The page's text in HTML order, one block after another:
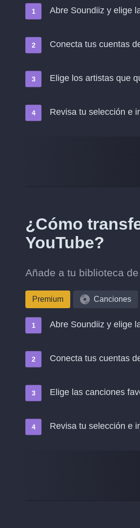
Abre Soundiiz y elige
Conecta tus cuentas
Elige los artistas que
Revisa tu selección e
¿Cómo
YouTube?
Añade a tu biblioteca
Premium Canciones
Abre Soundiiz y elige
Conecta tus cuentas
Elige las canciones
Revisa tu selección e